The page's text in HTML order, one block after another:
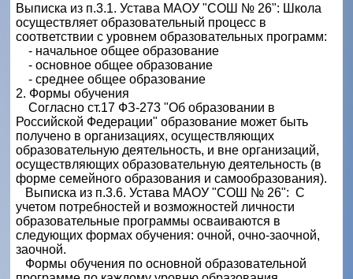
Выписка из п.3.1. Устава МАОУ "СОШ № 26": Школа
осуществляет образовательный процесс в
соответствии с уровнем образовательных программ:
- начальное общее образование
- основное общее образование
- среднее общее образование
2. Формы обучения
Согласно ст.17 ФЗ-273 "Об образовании в
Российской Федерации" образование может быть
получено в организациях, осуществляющих
образовательную деятельность, и вне организаций,
осуществляющих образовательную деятельность (в
форме семейного образования и самообразования).
Выписка из п.3.6. Устава МАОУ "СОШ № 26": С
учетом потребностей и возможностей личности
образовательные программы осваиваются в
следующих формах обучения: очной, очно-заочной,
заочной.
Формы обучения по основной образовательной